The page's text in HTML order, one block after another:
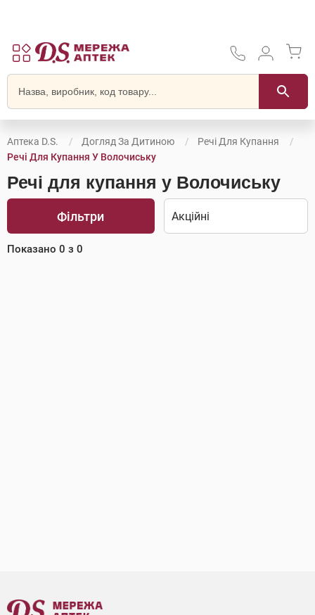
Аптека D.S. Догляд За Дитиною
Речі Для Купання
Речі Для Купання У Волочиську
Речі для купання у Волочиську
Фільтри
Показано 0 з 0